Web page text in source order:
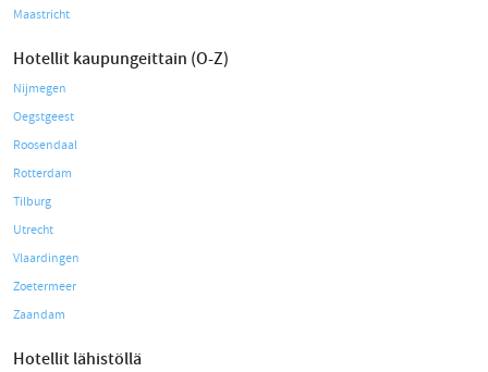
Maastricht
Hotellit kaupungeittain (O-Z)
Nijmegen
Oegstgeest
Roosendaal
Rotterdam
Tilburg
Utrecht
Vlaardingen
Zoetermeer
Zaandam
Hotellit lähistöllä